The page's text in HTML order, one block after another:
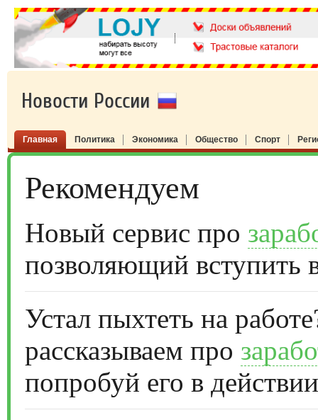
Новости России
Главная Политика Экономика Общество Спорт
Рекомендуем
Новый сервис про
позволяющий вступить
Устал пыхтеть на
рассказываем про
попробуй его в